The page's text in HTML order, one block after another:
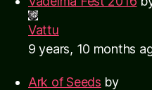
Vattu
9 years, 10 months
Ark of Seeds by